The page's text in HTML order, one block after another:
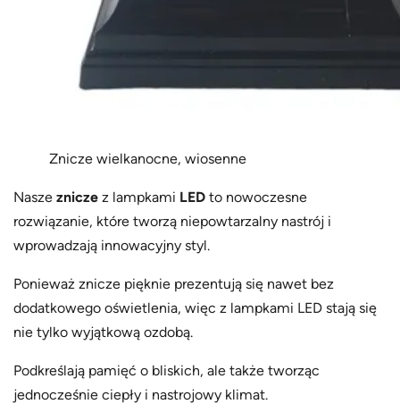
Znicze wielkanocne, wiosenne
Naszezniczez lampkami LED to nowoczesne
rozwiązanie, które tworzą niepowtarzalny nastrój i
wprowadzają innowacyjny styl.
Ponieważ znicze pięknie prezentują się nawet bez
dodatkowego oświetlenia, więc z lampkami LED stają się
nie tylko wyjątkową ozdobą.
Podkreślają pamięć o bliskich, ale także tworząc
jednocześnie ciepły i nastrojowy klimat.